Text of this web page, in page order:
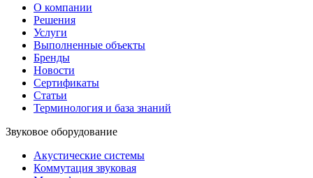
О компании
Решения
Услуги
Выполненные объекты
Бренды
Новости
Сертификаты
Статьи
Терминология и база знаний
Звуковое оборудование
Акустические системы
Коммутация звуковая